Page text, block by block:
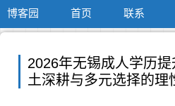
博客园 首页 联系
2026年无锡成人学历
土深耕与多元选择的理